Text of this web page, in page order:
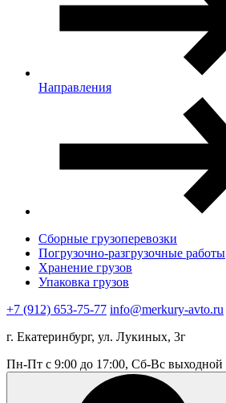
Направления
Сборные грузоперевозки
Погрузочно-разгрузочные работы
Хранение грузов
Упаковка грузов
+7 (912) 653-75-77 info@merkury-avto.ru
г. Екатеринбург, ул. Лукиных, 3г
Пн-Пт с 9:00 до 17:00, Сб-Вс выходной